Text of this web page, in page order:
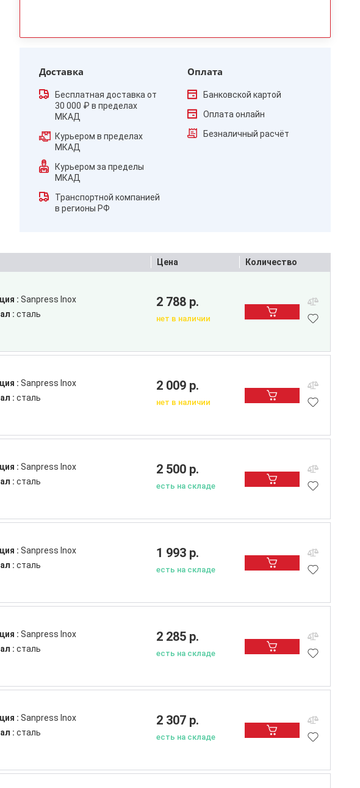
Доставка
Бесплатная доставка от
30 000 ₽ в пределах
МКАД
Курьером в пределах
МКАД
Курьером за пределы
МКАД
Транспортной компанией
в регионы РФ
Оплата
Банковской картой
Оплата онлайн
Безналичный расчёт
Цена Количество
: Sanpress Inox
: сталь
2 009 р.
нет в наличии
: Sanpress Inox
: сталь
2 500 р.
есть на складе
: Sanpress Inox
: сталь
1 993 р.
есть на складе
: Sanpress Inox
: сталь
2 285 р.
есть на складе
: Sanpress Inox
: сталь
2 307 р.
есть на складе
: Sanpress Inox
: сталь
2 788 р.
нет в наличии